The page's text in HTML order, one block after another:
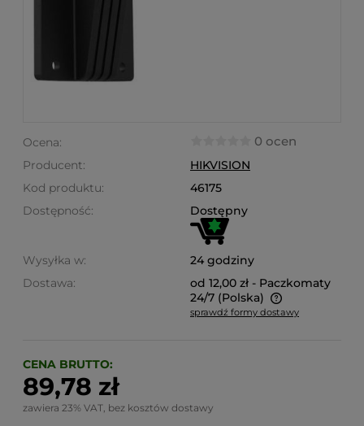
Ocena: 0 ocen
Producent:
HIKVISION
Kod produktu:
46175
Dostępność:
Dostępny
Wysyłka w:
24 godziny
Dostawa:
od 12,00 zł - Paczkomaty
24/7 (Polska)
Cena nie zawiera ewentualnych kosztów płatności
sprawdź formy dostawy
CENA BRUTTO:
89,78 zł
zawiera 23% VAT, bez kosztów dostawy